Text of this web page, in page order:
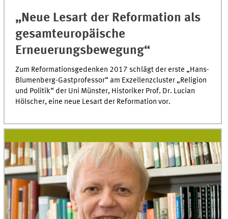
„Neue Lesart der Reformation als
gesamteuropäische
Erneuerungsbewegung“
Zum Reformationsgedenken 2017 schlägt der erste „Hans-
Blumenberg-Gastprofessor“ am Exzellenzcluster „Religion
und Politik“ der Uni Münster, Historiker Prof. Dr. Lucian
Hölscher, eine neue Lesart der Reformation vor.